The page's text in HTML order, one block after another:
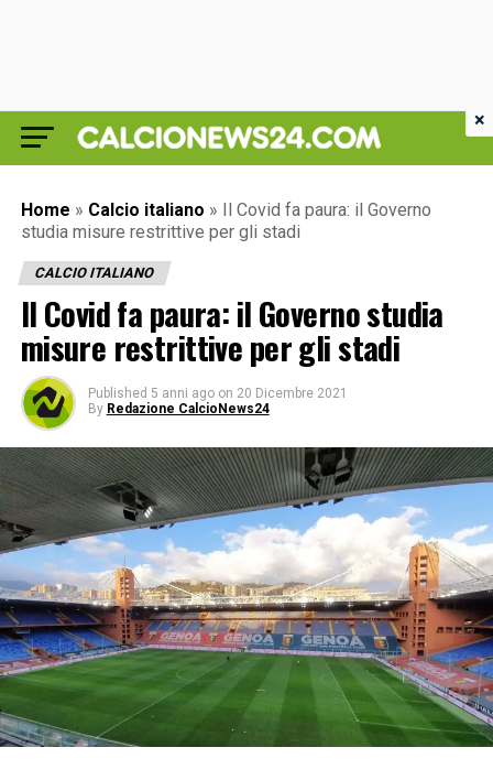
Home » Calcio italiano » Il Covid fa paura: il Governo
studia misure restrittive per gli stadi
CALCIO ITALIANO
Il Covid fa paura: il Governo studia
misure restrittive per gli stadi
Published 5 anni ago on 20 Dicembre 2021
By Redazione CalcioNews24
×